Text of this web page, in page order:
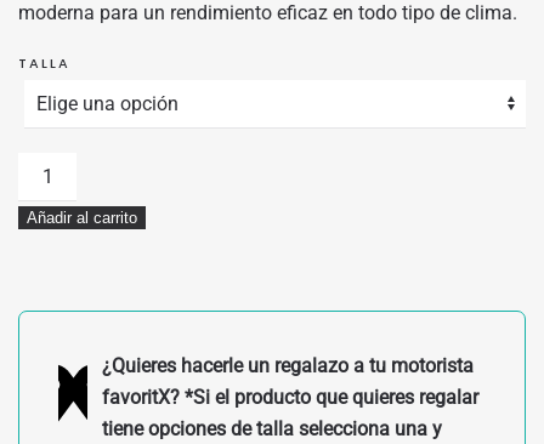
moderna para un rendimiento eficaz en todo tipo de clima.
TALLA
PANTALÓN
ALPINESTARS
RX-
NEGROS
Añadir al carrito
¿Quieres hacerle un regalazo a tu motorista
favoritX? *Si el producto que quieres regalar
tiene opciones de talla selecciona una y